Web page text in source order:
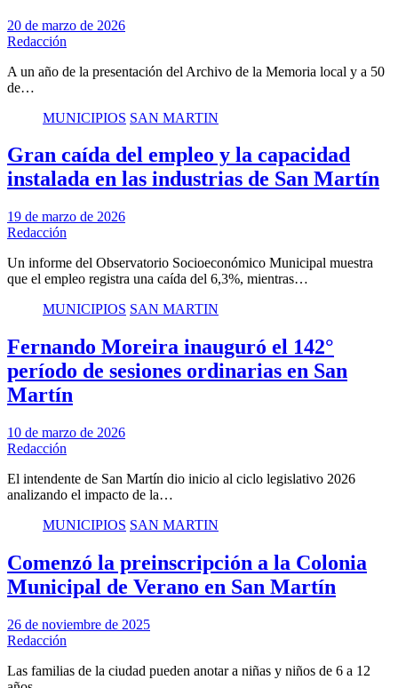
20 de marzo de 2026
Redacción
A un año de la presentación del Archivo de la Memoria local y a 50
de…
MUNICIPIOS SAN MARTIN
Gran caída del empleo y la capacidad
instalada en las industrias de San Martín
19 de marzo de 2026
Redacción
Un informe del Observatorio Socioeconómico Municipal muestra
que el empleo registra una caída del 6,3%, mientras…
MUNICIPIOS SAN MARTIN
Fernando Moreira inauguró el 142°
período de sesiones ordinarias en San
Martín
10 de marzo de 2026
Redacción
El intendente de San Martín dio inicio al ciclo legislativo 2026
analizando el impacto de la…
MUNICIPIOS SAN MARTIN
Comenzó la preinscripción a la Colonia
Municipal de Verano en San Martín
26 de noviembre de 2025
Redacción
Las familias de la ciudad pueden anotar a niñas y niños de 6 a 12